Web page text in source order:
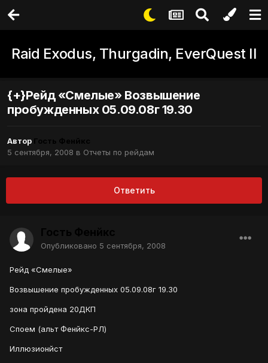
Raid Exodus, Thurgadin, EverQuest II
{+}Рейд «Смелые» Возвышение
пробужденных 05.09.08г 19.30
Автор
5 сентября, 2008 в Отчеты по рейдам
Ответить
Опубликовано 5 сентября, 2008
Рейд «Смелые»
Возвышение пробужденных 05.09.08г 19.30
зона пройдена 20ДКП
Споем (альт Фенйкс-РЛ)
Иллюзионйст